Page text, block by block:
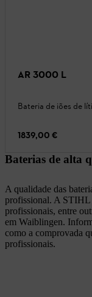
AR 3000 L
Bateria de iões de
1839,00 €
Baterias de alta
A qualidade das
profissional. A STIHL
profissionais, entre
em Waiblingen.
como a comprovada
profissionais.